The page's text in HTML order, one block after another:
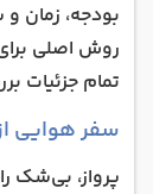
بودجه، زمان
روش اصلی
تمام جزئیات
سفر هوایی
پرواز، بی‌شک